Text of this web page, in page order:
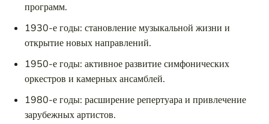
программ.
1930-е годы: становление музыкальной жизни и
открытие новых направлений.
1950-е годы: активное развитие симфонических
оркестров и камерных ансамблей.
1980-е годы: расширение репертуара и привлечение
зарубежных артистов.